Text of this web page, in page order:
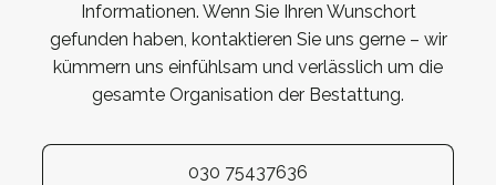
Informationen. Wenn Sie Ihren Wunschort
gefunden haben, kontaktieren Sie uns gerne – wir
kümmern uns einfühlsam und verlässlich um die
gesamte Organisation der Bestattung.
030 75437636